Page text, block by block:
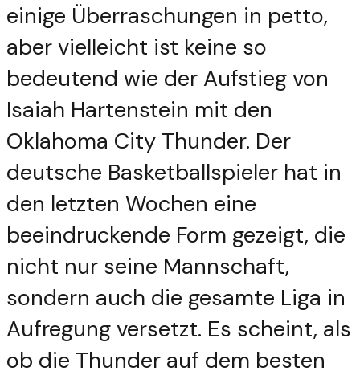
einige Überraschungen in petto,
aber vielleicht ist keine so
bedeutend wie der Aufstieg von
Isaiah Hartenstein mit den
Oklahoma City Thunder. Der
deutsche Basketballspieler hat in
den letzten Wochen eine
beeindruckende Form gezeigt, die
nicht nur seine Mannschaft,
sondern auch die gesamte Liga in
Aufregung versetzt. Es scheint, als
ob die Thunder auf dem besten